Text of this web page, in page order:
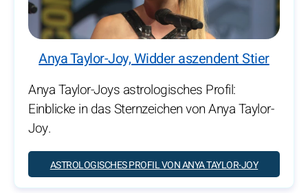
Anya Taylor-Joy, Widder aszendent Stier
Anya Taylor-Joys astrologisches Profil:
Einblicke in das Sternzeichen von Anya Taylor-
Joy.
ASTROLOGISCHES PROFIL VON ANYA TAYLOR-JOY